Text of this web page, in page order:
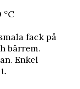
°C
fack på
bärrem.
Enkel